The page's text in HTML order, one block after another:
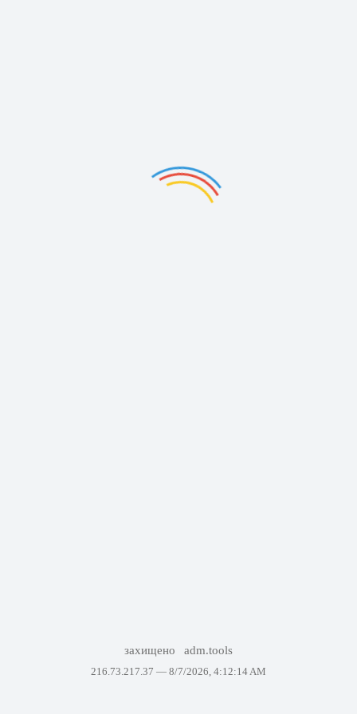
захищено adm.tools
216.73.217.37 — 8/7/2026, 4:12:14 AM